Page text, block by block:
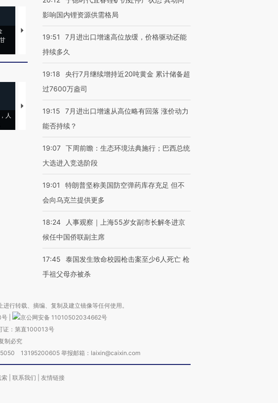
马航飞行员跨国走私7万
粒摇头丸 尿检体内含3种
度Z世代 用街头抗争将教
机”？难民潮撕裂西班牙
人
【推广】走进第四届链博
会，让数智科技“链”接产
【特别呈现】寻找100种
【商旅对话】华住集团
CFO：不靠规模取胜，华
影响国内锂资源供需格局
19:51
7月进出口增速高位放缓，价格驱动还能
持续多久
19:18
央行7月继续增持近20吨黄金 累计储备超
过7600万盎司
19:15
7月进出口增速从高位略有回落 涨价动力
能否持续？
19:07 下周前瞻：生态环境法典施行；巴西总统
大选进入竞选阶段
19:01
特朗普坚称美国防空弹药库存充足 但不
会向乌克兰提供更多
18:24
人事观察｜上海55岁女副市长解冬进京
候任中国侨联副主席
17:45
泰国发生致命校园枪击案至少6人死亡 枪
手祖父母亦被杀
行转载、摘编、复制及建立镜像等任何使用。
号
京公网安备 11010502034662号
证：第直100013号
制必究
13195200605 举报邮箱：laixin@caixin.com
索 联系我们 友情链接